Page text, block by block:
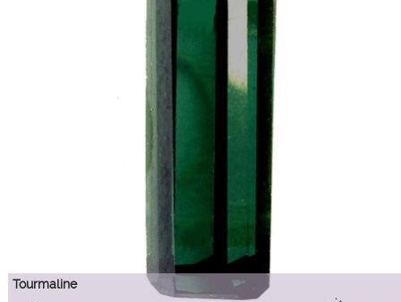
Tourmaline